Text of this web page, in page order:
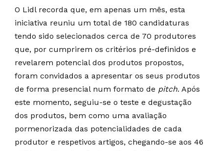
O Lidl recorda que, em apenas um mês, esta
iniciativa reuniu um total de 180 candidaturas
tendo sido selecionados cerca de 70 produtores
que, por cumprirem os critérios pré-definidos e
revelarem potencial dos produtos propostos,
foram convidados a apresentar os seus produtos
de forma presencial num formato de pitch. Após
este momento, seguiu-se o teste e degustação
dos produtos, bem como uma avaliação
pormenorizada das potencialidades de cada
produtor e respetivos artigos, chegando-se aos 46